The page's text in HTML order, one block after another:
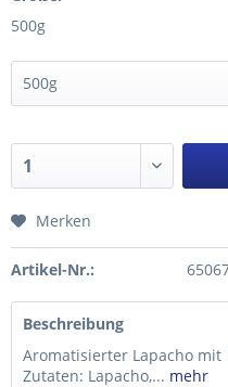
500g
Merken
Artikel-Nr.:
Beschreibung
Aromatisierter Lapacho mit
Zutaten: Lapacho,... mehr